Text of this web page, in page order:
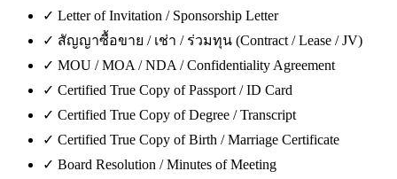
✓ Letter of Invitation / Sponsorship Letter
✓ สัญญาซื้อขาย / เช่า / ร่วมทุน (Contract / Lease / JV)
✓ MOU / MOA / NDA / Confidentiality Agreement
✓ Certified True Copy of Passport / ID Card
✓ Certified True Copy of Degree / Transcript
✓ Certified True Copy of Birth / Marriage Certificate
✓ Board Resolution / Minutes of Meeting